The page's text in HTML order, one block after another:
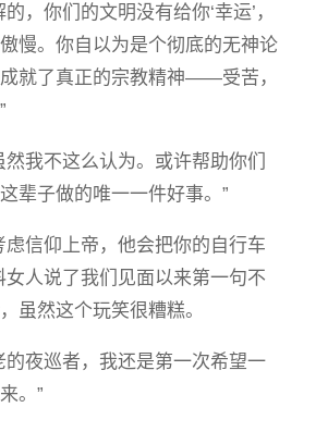
，你们的文明没有给你‘幸运’，
慢。你自以为是个彻底的无神论
就了真正的宗教精神——受苦，
然我不这么认为。或许帮助你们
辈子做的唯一一件好事。”
虑信仰上帝，他会把你的自行车
女人说了我们见面以来第一句不
虽然这个玩笑很糟糕。
的夜巡者，我还是第一次希望一
。”